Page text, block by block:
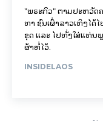
"ພຣະກິວ" ຕາມປະຫວັດ
ທາ ຊົນເຜົ່າລາວເທິງໄດ້
ຂຸດ ແລະ ໄປທັ່ງໃສ່ແທ່ນ
ຜ້າຫໍ່ໄວ້.
INSIDELAOS